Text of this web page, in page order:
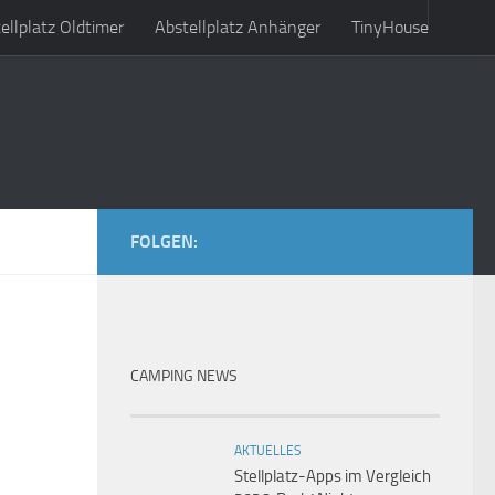
Oldtimer Abstellplatz Anhänger TinyHouse
FOLGEN:
CAMPING NEWS
AKTUELLES
Stellplatz-Apps im Vergleich